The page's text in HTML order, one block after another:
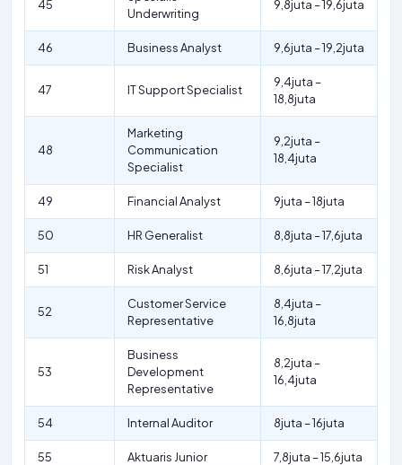
45
Underwriting
9,8juta – 19,6juta
46 Business Analyst 9,6juta – 19,2juta
47 IT Support Specialist
9,4juta –
18,8juta
48
Marketing
Communication
Specialist
9,2juta –
18,4juta
49 Financial Analyst 9juta – 18juta
50 HR Generalist 8,8juta – 17,6juta
51 Risk Analyst 8,6juta – 17,2juta
52
Customer Service
Representative
8,4juta –
16,8juta
53
Business
Development
Representative
8,2juta –
16,4juta
54 Internal Auditor 8juta – 16juta
55 Aktuaris Junior 7,8juta – 15,6juta